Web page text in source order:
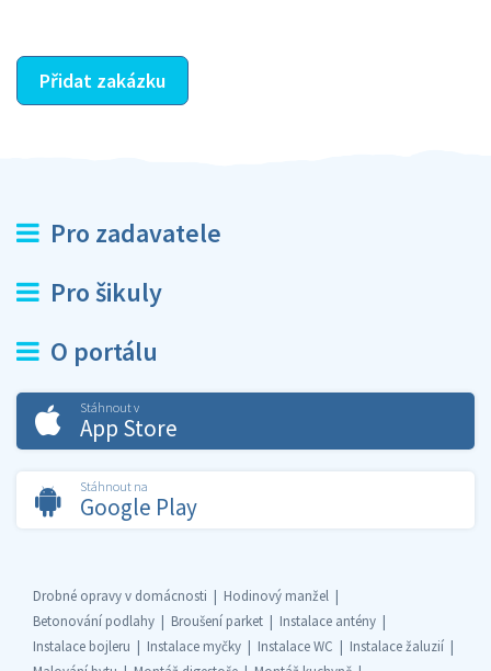
Přidat zakázku
Pro zadavatele
Pro šikuly
O portálu
Stáhnout v
App Store
Stáhnout na
Google Play
Drobné opravy v domácnosti
Hodinový manžel
Betonování podlahy
Broušení parket
Instalace antény
Instalace bojleru
Instalace myčky Instalace WC
Instalace žaluzií